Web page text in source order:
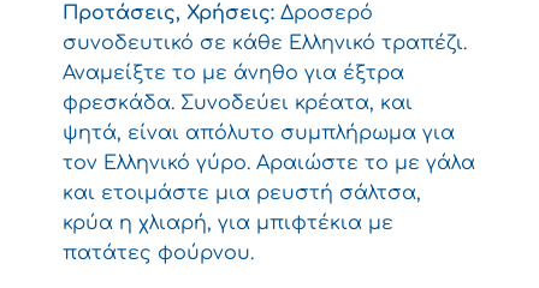
Προτάσεις, Χρήσεις:Δροσερό
συνοδευτικό σε κάθε Ελληνικό τραπέζι.
Αναμείξτε το με άνηθο για έξτρα
φρεσκάδα. Συνοδεύει κρέατα, και
ψητά, είναι απόλυτο συμπλήρωμα για
τον Ελληνικό γύρο. Αραιώστε το με γάλα
και ετοιμάστε μια ρευστή σάλτσα,
κρύα η χλιαρή, για μπιφτέκια με
πατάτες φούρνου.